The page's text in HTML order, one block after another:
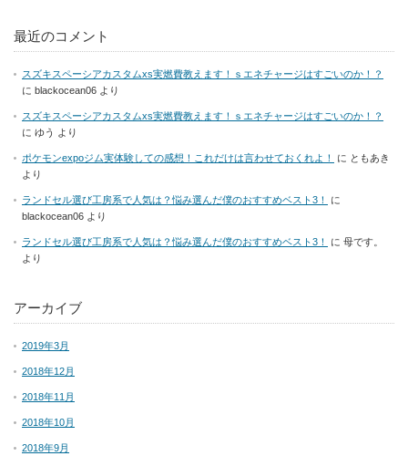
最近のコメント
スズキスペーシアカスタムxs実燃費教えます！ｓエネチャージはすごいのか！？
に blackocean06 より
スズキスペーシアカスタムxs実燃費教えます！ｓエネチャージはすごいのか！？
に ゆう より
ポケモンexpoジム実体験しての感想！これだけは言わせておくれよ！ に ともあき
より
ランドセル選び工房系で人気は？悩み選んだ僕のおすすめベスト3！
に
blackocean06 より
ランドセル選び工房系で人気は？悩み選んだ僕のおすすめベスト3！ に 母です。
より
アーカイブ
2019年3月
2018年12月
2018年11月
2018年10月
2018年9月